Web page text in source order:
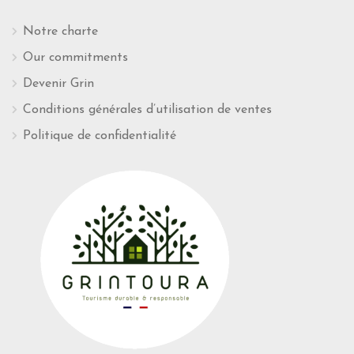
Notre charte
Our commitments
Devenir Grin
Conditions générales d’utilisation de ventes
Politique de confidentialité